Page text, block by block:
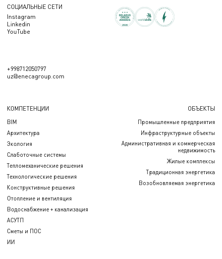
СОЦИАЛЬНЫЕ СЕТИ
Instagram
Linkedin
YouTube
+998712050797
uz@enecagroup.com
КОМПЕТЕНЦИИ
BIM
Архитектура
Экология
Слаботочные системы
Тепломеханические решения
Технологические решения
Конструктивные решения
Отопление и вентиляция
Водоснабжение + канализация
АСУТП
Сметы и ПОС
ИИ
ОБЪЕКТЫ
Промышленные предприятия
Инфраструктурные объекты
Административная и коммерческая
недвижимость
Жилые комплексы
Традиционная энергетика
Возобновляемая энергетика